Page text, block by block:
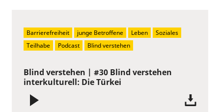
Blind verstehen | #30 Blind verstehen
interkulturell: Die Türkei
Barrierefreiheit junge Betroffene Leben
Soziales
Teilhabe
Podcast Blind verstehen